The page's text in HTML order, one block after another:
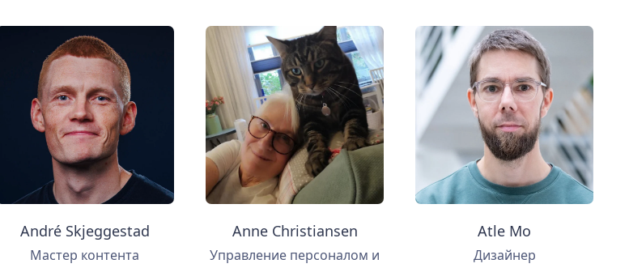
André Skjeggestad
Мастер контента
Anne Christiansen
Управление персоналом и
Atle Mo
Дизайнер